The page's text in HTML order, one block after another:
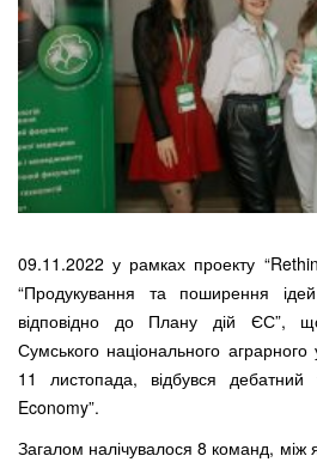
09.11.2022 у рамках проекту
“Продукування та поширення
відповідно до Плану дій ЄС”,
Сумського національного аграрного
11 листопада, відбувся
Economy”.
Загалом налічувалося 8 команд, між